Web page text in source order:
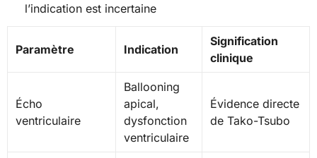
l’indication est incertaine
Paramètre Indication
Signification
clinique
Écho
ventriculaire
Ballooning
apical,
dysfonction
ventriculaire
Évidence directe
de Tako-Tsubo